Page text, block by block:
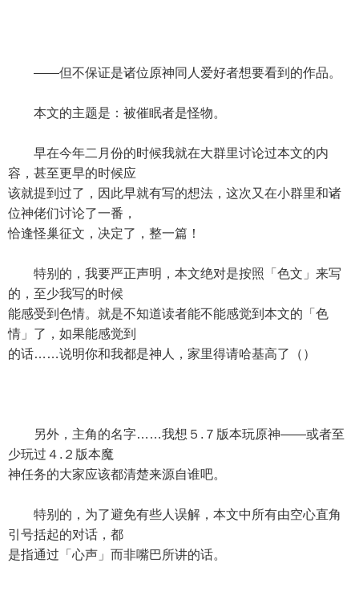
——但不保证是诸位原神同人爱好者想要看到的作品。
本文的主题是：被催眠者是怪物。
早在今年二月份的时候我就在大群里讨论过本文的内
容，甚至更早的时候应
该就提到过了，因此早就有写的想法，这次又在小群里和诸
位神佬们讨论了一番，
恰逢怪巢征文，决定了，整一篇！
特别的，我要严正声明，本文绝对是按照「色文」来写
的，至少我写的时候
能感受到色情。就是不知道读者能不能感觉到本文的「色
情」了，如果能感觉到
的话……说明你和我都是神人，家里得请哈基高了（）
另外，主角的名字……我想５.７版本玩原神——或者至
少玩过４.２版本魔
神任务的大家应该都清楚来源自谁吧。
特别的，为了避免有些人误解，本文中所有由空心直角
引号括起的对话，都
是指通过「心声」而非嘴巴所讲的话。